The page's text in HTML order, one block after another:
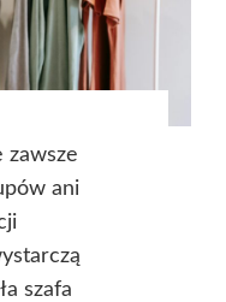
zawsze
ani
szafa